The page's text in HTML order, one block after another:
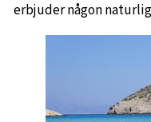
erbjuder någon